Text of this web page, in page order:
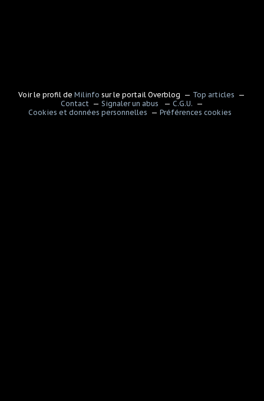
Voir le profil deMilinfo sur le portail Overblog
Top articles
Contact
Signaler un abus
C.G.U.
Cookies et données personnelles
Préférences cookies